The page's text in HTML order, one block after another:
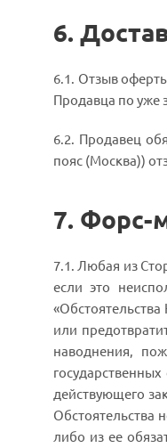
6.
6.1. Отзыв
Продавца по уже
6.2. Продавец
пояс (Москва))
7. Форс-
7.1. Любая из
если это
или
наводнения,
действующего
Обстоятельства
либо из ее